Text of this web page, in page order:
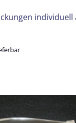
individuell